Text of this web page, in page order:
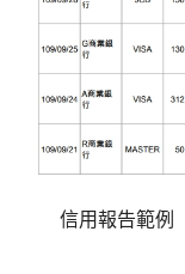
信用報告範例